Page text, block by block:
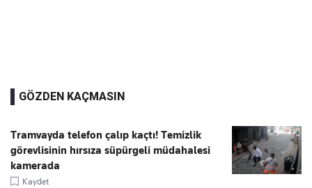
GÖZDEN KAÇMASIN
Tramvayda telefon çalıp kaçtı! Temizlik
görevlisinin hırsıza süpürgeli müdahalesi
kamerada
Kaydet